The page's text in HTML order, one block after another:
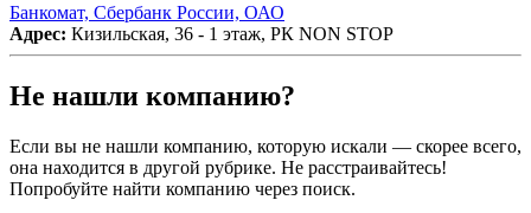
Банкомат, Сбербанк России, ОАО
Адрес: Кизильская, 36 - 1 этаж, РК NON STOP
Не нашли компанию?
Если вы не нашли компанию, которую искали — скорее всего,
она находится в другой рубрике. Не расстраивайтесь!
Попробуйте найти компанию через поиск.